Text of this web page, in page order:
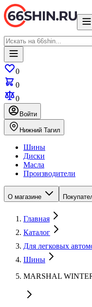
0
0
0
Войти
Нижний Тагил
Шины
Диски
Масла
Производители
О магазине
Главная
Каталог
Для легковых
Шины
MARSHAL